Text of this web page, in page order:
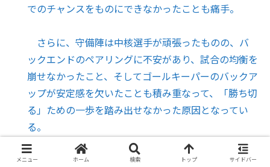
でのチャンスをものにできなかったことも痛手。
さらに、守備陣は中核選手が頑張ったものの、バ
ックエンドのペアリングに不安があり、試合の均衡を
崩せなかったこと、そしてゴールキーパーのバックア
ップが安定感を欠いたことも積み重なって、「勝ち切
る」ための一歩を踏み出せなかった原因となってい
る。
全体として、試合を終盤まで持ち込む力はあったも
メニュー ホーム 検索 トップ サイドバー